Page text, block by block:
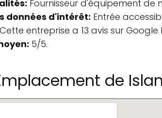
Fournisseur d'équipement de
données d'intérêt: Entrée
Cette entreprise a 13 avis sur Google
5/5.
de